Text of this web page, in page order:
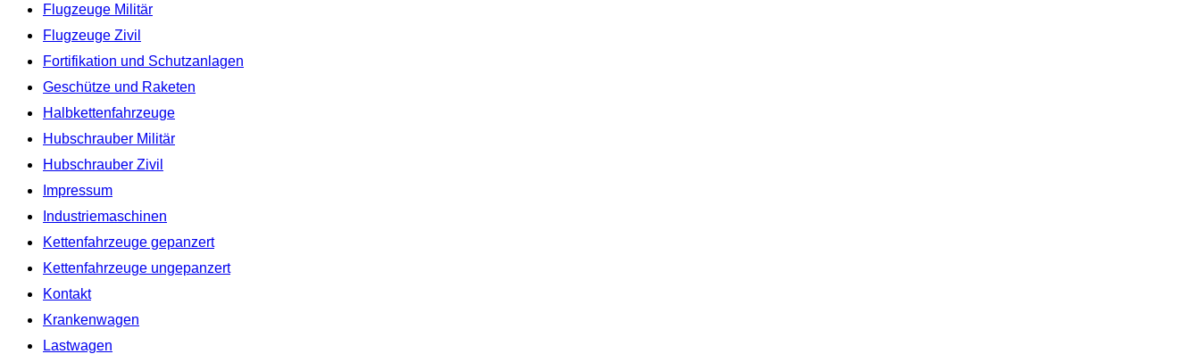
Flugzeuge Militär
Flugzeuge Zivil
Fortifikation und Schutzanlagen
Geschütze und Raketen
Halbkettenfahrzeuge
Hubschrauber Militär
Hubschrauber Zivil
Impressum
Industriemaschinen
Kettenfahrzeuge gepanzert
Kettenfahrzeuge ungepanzert
Kontakt
Krankenwagen
Lastwagen